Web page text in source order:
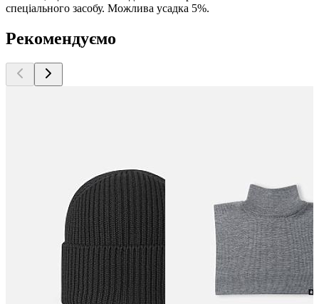
спеціального засобу. Можлива усадка 5%.
Рекомендуємо